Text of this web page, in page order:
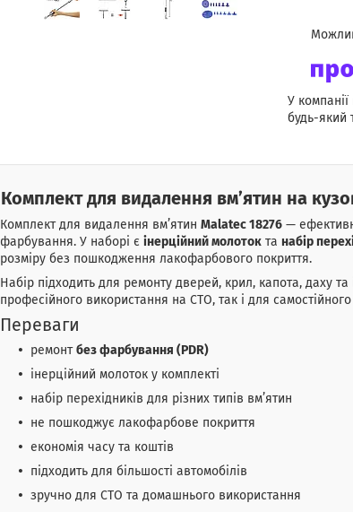
У
будь-який
Комплект для видалення вм’ятин на
Комплект для видалення вм’ятин Malatec 18276 —
фарбування. У наборі є інерційний молоток та набір
розміру без пошкодження лакофарбового покриття.
Набір підходить для ремонту дверей, крил, капота, даху
професійного використання на СТО, так і для
Переваги
ремонт без фарбування (PDR)
інерційний молоток у комплекті
набір перехідників для різних типів вм’ятин
не пошкоджує лакофарбове покриття
економія часу та коштів
підходить для більшості автомобілів
зручно для СТО та домашнього використання